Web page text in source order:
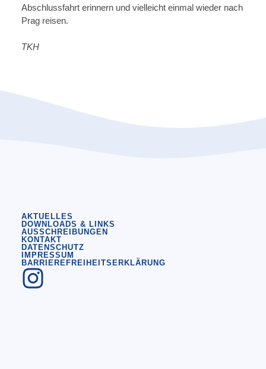
Abschlussfahrt erinnern und vielleicht einmal wieder nach
Prag reisen.
TKH
AKTUELLES
DOWNLOADS & LINKS
AUSSCHREIBUNGEN
KONTAKT
DATENSCHUTZ
IMPRESSUM
BARRIEREFREIHEITSERKLÄRUNG